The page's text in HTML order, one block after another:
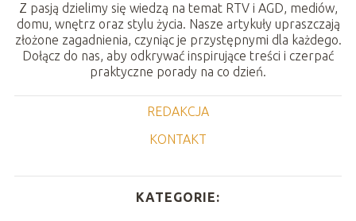
Z pasją dzielimy się wiedzą na temat RTV i AGD, mediów,
domu, wnętrz oraz stylu życia. Nasze artykuły upraszczają
złożone zagadnienia, czyniąc je przystępnymi dla każdego.
Dołącz do nas, aby odkrywać inspirujące treści i czerpać
praktyczne porady na co dzień.
REDAKCJA
KONTAKT
KATEGORIE: